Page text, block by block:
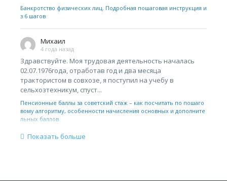
Банкротство физических лиц. Подробная пошаговая инструкция и
з 6 шагов
Михаил
4 года назад
Здравствуйте. Моя трудовая деятельность началась
02.07.1976года, отработав год и два месяца
трактористом в совхозе, я поступил на учебу в
сельхозтехникум, спуст...
Пенсионные баллы за советский стаж – как посчитать по пошаго
вому алгоритму, особенности начисления основных и дополните
льных баллов
Показать больше